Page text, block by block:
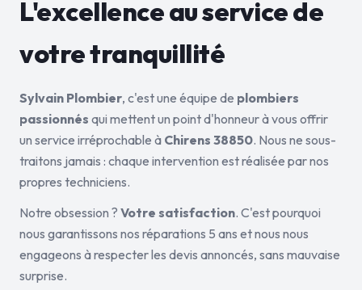
L'excellence au service de
votre tranquillité
Sylvain Plombier, c'est une équipe de plombiers
passionnés qui mettent un point d'honneur à vous offrir
un service irréprochable à Chirens 38850. Nous ne sous-
traitons jamais : chaque intervention est réalisée par nos
propres techniciens.
Notre obsession ? Votre satisfaction. C'est pourquoi
nous garantissons nos réparations 5 ans et nous nous
engageons à respecter les devis annoncés, sans mauvaise
surprise.